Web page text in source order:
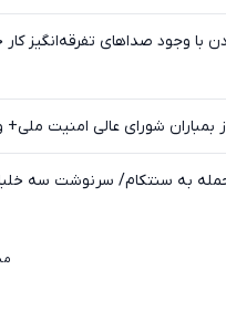
با وجود صداهای تفرقه‌انگیز
بمباران شورای عالی امنیت ملی+
به سنتکام/ سرنوشت سه